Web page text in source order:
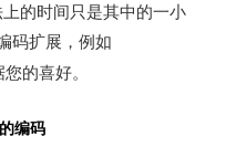
的时间只是其中的一小
码扩展，例如
您的喜好。
编码